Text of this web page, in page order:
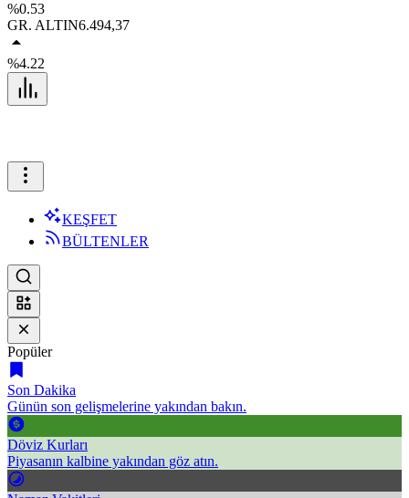
%0.53
GR. ALTIN6.494,37
%4.22
KEŞFET
BÜLTENLER
Popüler
Son Dakika
Günün son gelişmelerine yakından bakın.
Döviz Kurları
Piyasanın kalbine yakından göz atın.